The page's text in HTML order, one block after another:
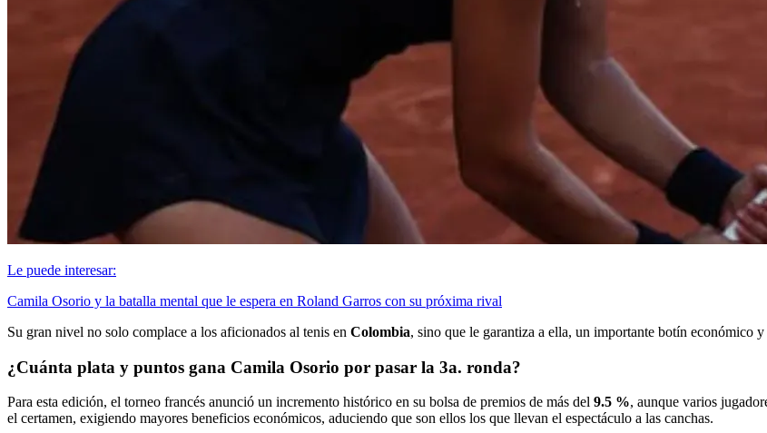
Le puede interesar:
Camila Osorio y la batalla mental que le espera en Roland Garros con su próxima rival
Su gran nivel no solo complace a los aficionados al tenis en Colombia, sino que le garantiza a ella, un importante botín económico
¿Cuánta plata y puntos gana Camila Osorio por pasar la 3a. ronda?
Para esta edición, el torneo francés anunció un incremento histórico en su bolsa de premios de más del 9.5 %, aunque varios
el certamen, exigiendo mayores beneficios económicos, aduciendo que son ellos los que llevan el espectáculo a las canchas.